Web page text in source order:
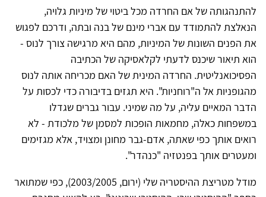
להתנהגותה של אם החרדה מכל ביטוי של מיניות גלויה,
הנאלצת להתמודד עם אברי מינם של בנה ובתה, ודרכם לפגוש
את הפנים השונות של המיניות, מהם היא מרגישה צורך לנוס -
הוא תיאור שיכנס לדעתי לקלאסיקה של הכתיבה
הפסיכואנליטית. החרדה המינית של האם מכריחה אותה לנוס
מהגופניות אל ה"רוחניות". היא תגזים בדיבורה כדי לכסות על
הדבר המאיים עליה, על מה שמיני. עבור גברים שגדלו
במשפחות כאלה, מחמאות הופכות למסמן של מלכודת - לא
רואים אותך כפי שאתה, אדם-גבר מחונן ומצויד, אלא מגזימים
ומעטרים אותך בפנטזיה "כנהדר".
מודל מטריצת ההיסטריה שלי (ירום, 2003/2005), כפי שמתואר